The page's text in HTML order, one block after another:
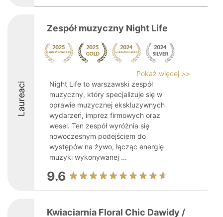
Laureaci
Zespół muzyczny Night Life
Pokaż więcej >>
Night Life to warszawski zespół
muzyczny, który specjalizuje się w
oprawie muzycznej ekskluzywnych
wydarzeń, imprez firmowych oraz
wesel. Ten zespół wyróżnia się
nowoczesnym podejściem do
występów na żywo, łącząc energię
muzyki wykonywanej ...
9.6
Kwiaciarnia Floral Chic Dawidy /